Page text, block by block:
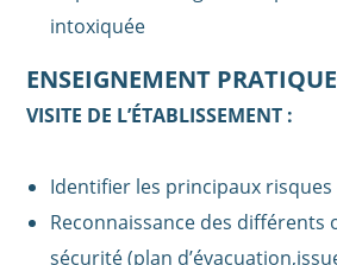
intoxiquée
ENSEIGNEMENT
VISITE DE L’ÉTABLISSEMENT :
Identifier les principaux risques
Reconnaissance des différents
sécurité (plan